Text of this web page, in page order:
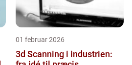
01 februar 2026
3d Scanning i industrien: